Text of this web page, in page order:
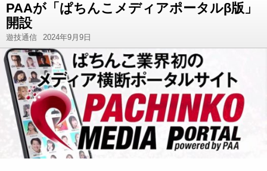
PAAが「ぱちんこメディアポータルβ版」
開設
遊技通信 2024年9月9日